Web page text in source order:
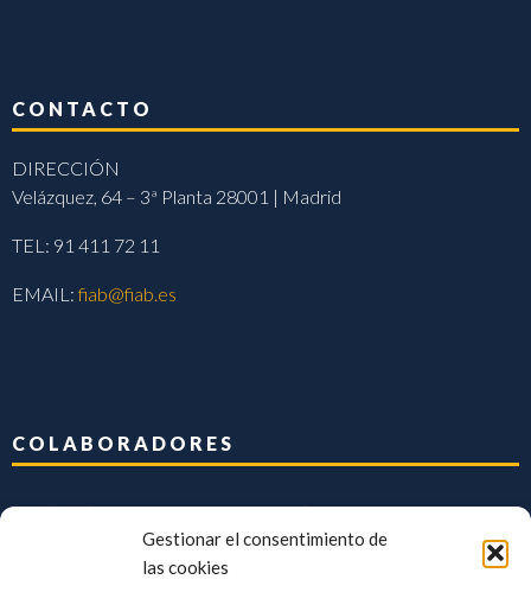
Gestionar el consentimiento de
las cookies
CONTACTO
DIRECCIÓN
Velázquez, 64 – 3ª Planta 28001 | Madrid
TEL: 91 411 72 11
EMAIL:fiab@fiab.es
COLABORADORES